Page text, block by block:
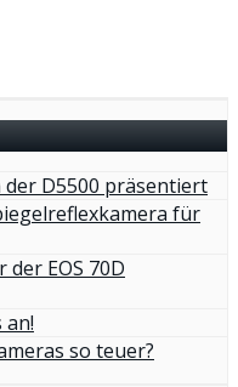
D5500 präsentiert
für
der EOS 70D
so teuer?